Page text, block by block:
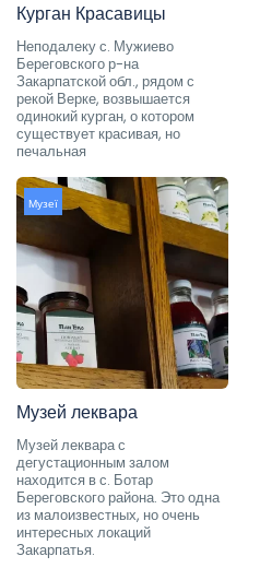
Курган Красавицы
Неподалеку с. Мужиево
Береговского р-на
Закарпатской обл., рядом с
рекой Верке, возвышается
одинокий курган, о котором
существует красивая, но
печальная
Музеї
Музей леквара
Музей леквара с
дегустационным залом
находится в с. Ботар
Береговского района. Это одна
из малоизвестных, но очень
интересных локаций
Закарпатья.